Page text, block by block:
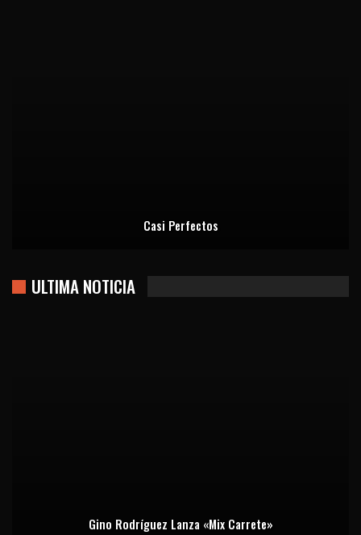
Casi Perfectos
ULTIMA NOTICIA
Gino Rodríguez Lanza «Mix Carrete»